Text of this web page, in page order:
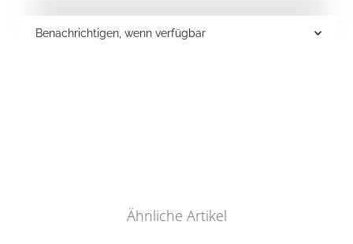
Benachrichtigen, wenn verfügbar
Ähnliche Artikel